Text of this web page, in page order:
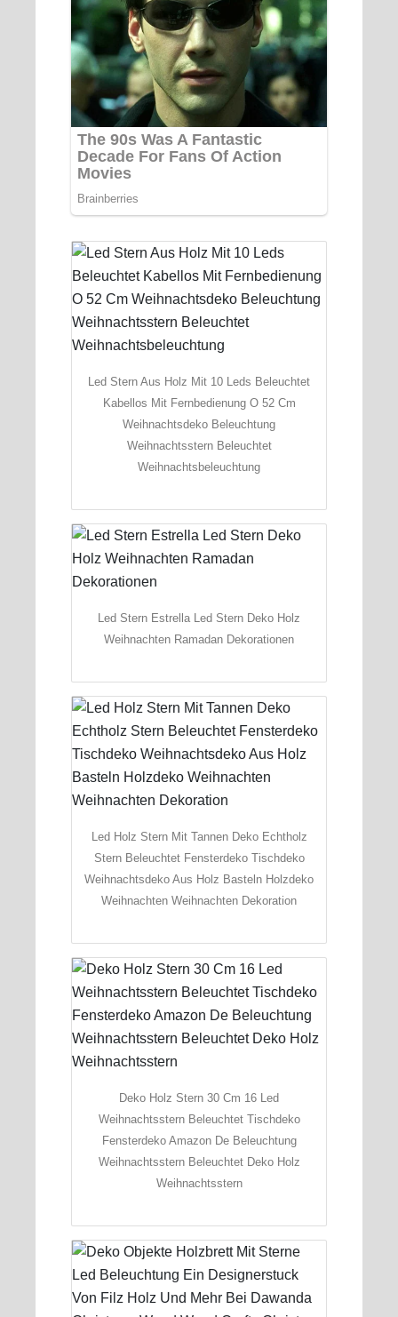
Led Stern Aus Holz Mit 10 Leds Beleuchtet
Kabellos Mit Fernbedienung O 52 Cm
Weihnachtsdeko Beleuchtung
Weihnachtsstern Beleuchtet
Weihnachtsbeleuchtung
Led Stern Estrella Led Stern Deko Holz
Weihnachten Ramadan Dekorationen
Led Holz Stern Mit Tannen Deko Echtholz
Stern Beleuchtet Fensterdeko Tischdeko
Weihnachtsdeko Aus Holz Basteln Holzdeko
Weihnachten Weihnachten Dekoration
Deko Holz Stern 30 Cm 16 Led
Weihnachtsstern Beleuchtet Tischdeko
Fensterdeko Amazon De Beleuchtung
Weihnachtsstern Beleuchtet Deko Holz
Weihnachtsstern